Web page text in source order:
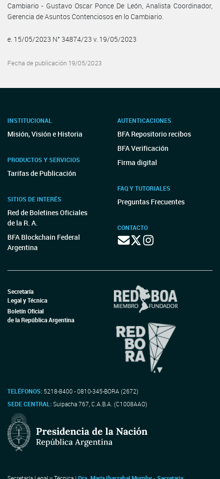
Cambiario - Gustavo Oscar Ponce De León, Analista Coordinador,
Gerencia de Asuntos Contenciosos en lo Cambiario.
e. 15/05/2023 N° 34874/23 v. 19/05/2023
Fecha de publicación 19/05/2023
INSTITUCIONAL
Misión, Visión e Historia
PRODUCTOS Y SERVICIOS
Tarifas de Publicación
SITIOS DE INTERÉS
Red de Boletines Oficiales
de la R. A.
BFA Blockchain Federal
Argentina
AUTENTICACIONES
BFA Repositorio recibos
BFA Verificación
Firma digital
FAQ Y TUTORIALES
Preguntas Frecuentes
CONTACTO
Secretaría
Legal y Técnica
Boletín Oficial
de la República Argentina
TELÉFONOS: 5218-8400 - 0810-345-BORA (2672)
SEDE CENTRAL:Suipacha 767, C.A.B.A. (C1008AAO)